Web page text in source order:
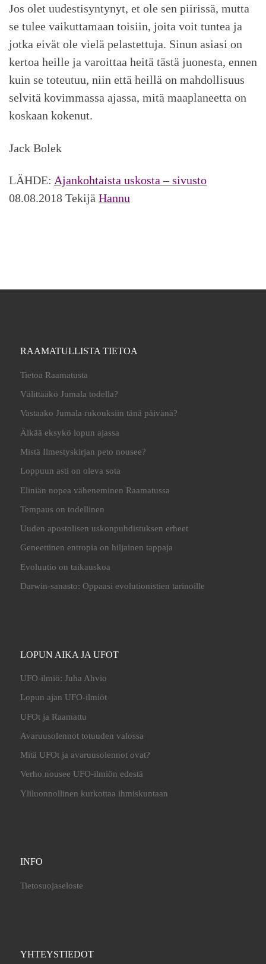
Jos olet uudestisyntynyt, et ole sen piirissä, mutta
se tulee vaikuttamaan toisiin, joita voit tuntea ja
jotka eivät ole vielä pelastettuja. Sinun asiasi on
kertoa heille ja varoittaa heitä tästä juonesta, ennen
kuin se toteutuu, niin että heillä on mahdollisuus
selvitä kovimmassa ajassa, mitä maaplaneetta on
koskaan kokenut.
Jack Bolek
LÄHDE: Ajankohtaista uskosta – sivusto
08.08.2018 Tekijä Hannu
RAAMATULLISTA TIETOA
Tietoa Raamatusta
Välittääkö Jumala todella?
Vastaako Jumala rukouksiin tänä päivänä?
Älkää eksykö lopun ajassa
Mistä Ilmestyskirjan peto nousee?
Loppuun asti on oleva sota
Eliniän nopea väheneminen Raamatussa
Tempaus on todellinen
Uuden apostolisen uskonpuhdistuksen erheet
Geneettinen entropia on hiljainen tappaja
Evoluutio on taikauskoa
Darwin-sanasto: Oppaasi evolutionistien tarinoille
LOPUN AIKA JA UFOT
UFO-ilmiö: Juha Ahvio
Lopun ajan UFO-ilmiöt
UFOt ja Raamattu
Avaruusolennot totuuden valossa
Mitä UFOt ja avaruusolennot ovat?
Verho nousee UFO-ilmiön edestä
Yliluonnollinen kurkottaa ihmiskuntaan
INFO
Tietosuojaseloste
YHTEYSTIEDOT